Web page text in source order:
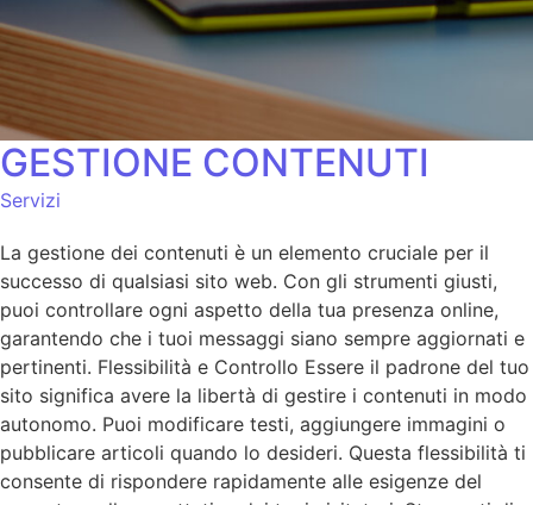
GESTIONE CONTENUTI
Servizi
La gestione dei contenuti è un elemento cruciale per il
successo di qualsiasi sito web. Con gli strumenti giusti,
puoi controllare ogni aspetto della tua presenza online,
garantendo che i tuoi messaggi siano sempre aggiornati e
pertinenti. Flessibilità e Controllo Essere il padrone del tuo
sito significa avere la libertà di gestire i contenuti in modo
autonomo. Puoi modificare testi, aggiungere immagini o
pubblicare articoli quando lo desideri. Questa flessibilità ti
consente di rispondere rapidamente alle esigenze del